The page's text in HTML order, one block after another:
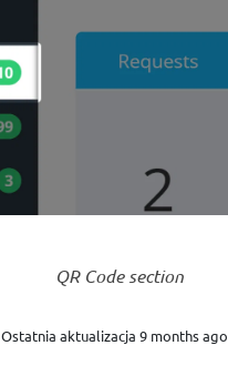
QR Code section
Ostatnia aktualizacja 9 months ago